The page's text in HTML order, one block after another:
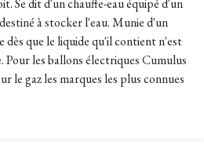
Se dit d'un chauffe-eau équipé d'un
à stocker l'eau. Munie d'un
que le liquide qu'il contient n'est
Pour les ballons électriques Cumulus
le gaz les marques les plus connues